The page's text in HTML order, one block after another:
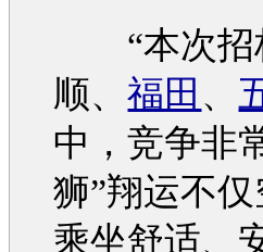
“本次招
顺、福田 、
中，竞争非
狮”翔运不
乘坐舒适、